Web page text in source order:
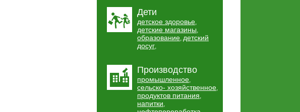
Дети
детское здоровье,
детские магазины,
образование, детский
досуг,
Производство
промышленное,
сельско- хозяйственное,
продуктов питания,
напитки,